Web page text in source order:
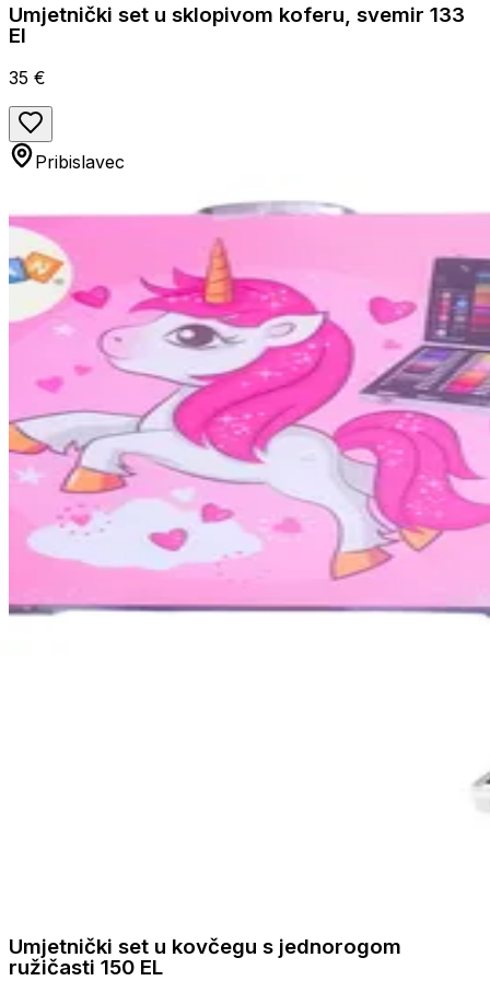
Umjetnički set u sklopivom koferu, svemir 133
El
35 €
Pribislavec
Umjetnički set u kovčegu s jednorogom
ružičasti 150 EL